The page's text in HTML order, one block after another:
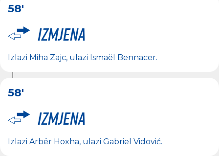
58'
Izmjena
Izlazi Miha Zajc, ulazi Ismaël Bennacer.
58'
Izmjena
Izlazi Arbër Hoxha, ulazi Gabriel Vidović.